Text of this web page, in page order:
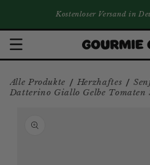
DIREKT
Kostenloser Versand in
Alle Produkte / Herzhaftes /
Datterino Giallo Gelbe Tomaten
SPRINGEN